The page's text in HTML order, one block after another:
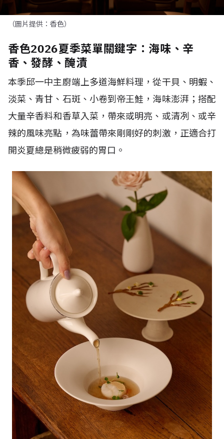
（圖片提供：香色）
香色2026夏季菜單關鍵字：海味、辛
香、發酵、醃漬
本季邱一中主廚端上多道海鮮料理，從干貝、明蝦、
淡菜、青甘、石斑、小卷到帝王鮭，海味澎湃；搭配
大量辛香料和香草入菜，帶來或明亮、或清冽、或辛
辣的風味亮點，為味蕾帶來剛剛好的刺激，正適合打
開炎夏總是稍微疲弱的胃口。